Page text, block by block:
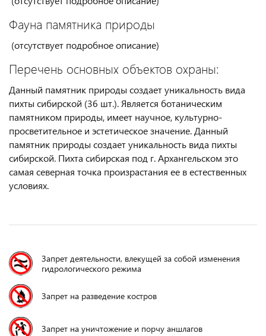
Фауна памятника природы
(отсутствует подробное описание)
Перечень основных объектов охраны:
Данный памятник природы создает уникальность вида
пихты сибирской (36 шт.). Является ботаническим
памятником природы, имеет научное, культурно-
просветительное и эстетическое значение. Данный
памятник природы создает уникальность вида пихты
сибирской. Пихта сибирская под г. Архангельском это
самая северная точка произрастания ее в естественных
условиях.
Запрет деятельности, влекущей за собой изменения
гидрологического режима
Запрет на разведение костров
Запрет на уничтожение и порчу аншлагов